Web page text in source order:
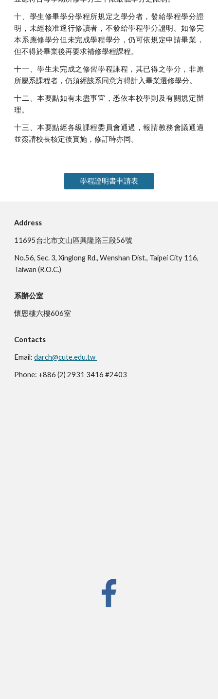
十、學生修畢學分學程所規定之學分者，發給學程學分證
明，未經核准逕行修讀者，不發給學程學分證明。如修完
本系應修學分但未完成學程學分，仍可依規定申請畢業，
但不得於畢業後再要求補修學程課程。
十一、學生未完成之修習學程課程，其已得之學分，非原
所屬系課程者，仍須經該系同意方得計入畢業選修學分。
十二、本要點如有未盡事宜，悉依本校學則及有關規定辦
理。
十三、本要點經各級課程委員會通過，報請教務會議通過
並簽請校長核定後實施，修訂時亦同。
學程證明書申請表
Address
11695台北市文山區興隆路三段56號
No.56, Sec. 3, Xinglong Rd., Wenshan Dist., Taipei City 116,
Taiwan (R.O.C.)
系辦公室
懷恩樓六樓606室
Contacts
Email:darch@cute.edu.tw
Phone: +886 (2) 2931 3416 #2403